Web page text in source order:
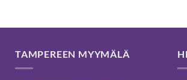
TAMPEREEN MYYMÄLÄ